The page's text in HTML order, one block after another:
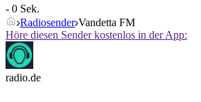
- 0 Sek.
Radiosender Vandetta FM
Höre diesen Sender kostenlos in der App:
radio.de